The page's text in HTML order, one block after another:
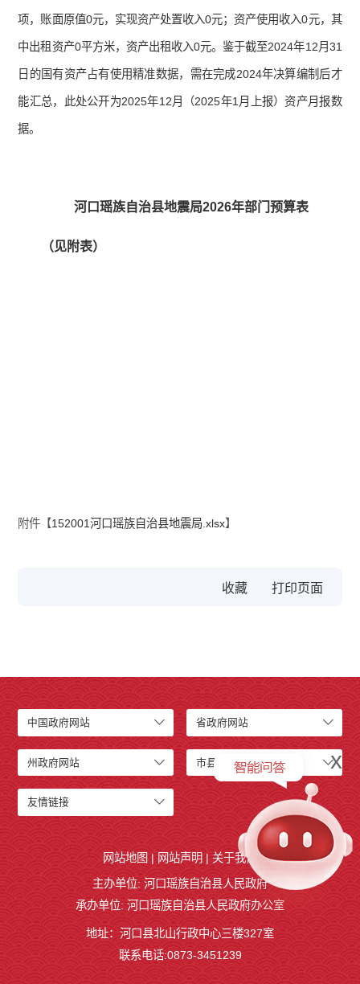
项，账面原值0元，实现资产处置收入0元；资产使用收入0元，其
中出租资产0平方米，资产出租收入0元。鉴于截至2024年12月31
日的国有资产占有使用精准数据，需在完成2024年决算编制后才
能汇总，此处公开为2025年12月（2025年1月上报）资产月报数
据。
河口瑶族自治县地震局2026年部门预算表
（见附表）
附件【152001河口瑶族自治县地震局.xlsx】
收藏
中国政府网站 省政府网站
州政府网站 市县级网站
友情链接
网站地图 | 网站声明 | 关于我们
主办单位: 河口瑶族自治县人民政府
承办单位: 河口瑶族自治县人民政府办公室
地址：河口县北山行政中心三楼327室
联系电话:0873-3451239
x